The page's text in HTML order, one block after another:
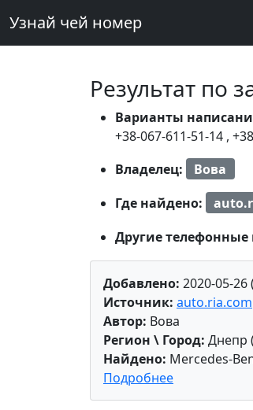
Узнай чей номер
Результат по
Варианты
+38-067-611-51-14 ,
Владелец:
Вова
Где найдено:
Другие телефонные
Добавлено: 2020-05-26
Источник: auto.ria.com
Автор: Вова
Регион \ Город: Днепр
Найдено: Mercedes-
Подробнее